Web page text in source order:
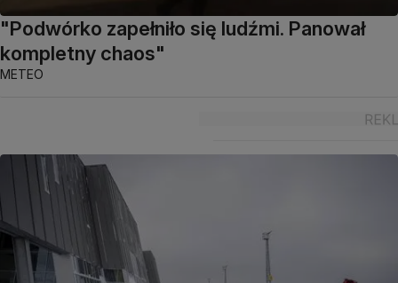
"Podwórko zapełniło się ludźmi. Panował
kompletny chaos"
METEO